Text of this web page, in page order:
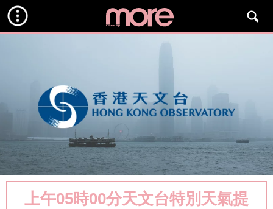
上午05時00分天文台特別天氣提